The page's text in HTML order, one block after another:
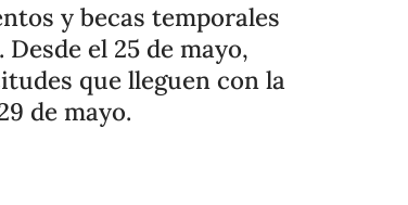
y becas temporales
el 25 de mayo,
que lleguen con la
de mayo.